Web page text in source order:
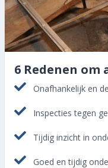
6 Redenen om
Onafhankelijk en
Inspecties tegen
Tijdig inzicht in
Goed en tijdig